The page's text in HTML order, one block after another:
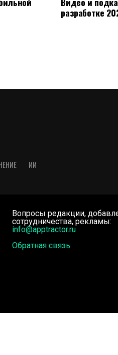
разработке
ИИ
Вопросы редакции,
сотрудничества, рекламы:
info@apptractor.ru
Обратная связь